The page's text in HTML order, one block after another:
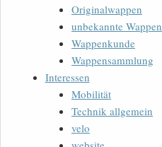
Originalwappen
unbekannte Wappen
Wappenkunde
Wappensammlung
Interessen
Mobilität
Technik allgemein
velo